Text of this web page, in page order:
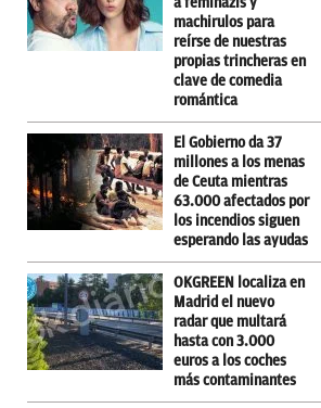
machirulos para
reírse de nuestras
propias trincheras en
clave de comedia
romántica
El Gobierno da 37
millones a los menas
de Ceuta mientras
63.000 afectados por
los incendios siguen
esperando las ayudas
OKGREEN localiza en
Madrid el nuevo
radar que multará
hasta con 3.000
euros a los coches
más contaminantes